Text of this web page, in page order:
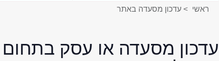
ראשי > עדכון מסעדה באתר
עדכון מסעדה או עסק בתחום